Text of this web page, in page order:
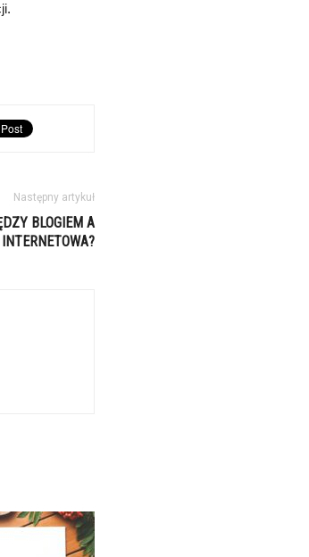
Następny artykuł
BLOGIEM A